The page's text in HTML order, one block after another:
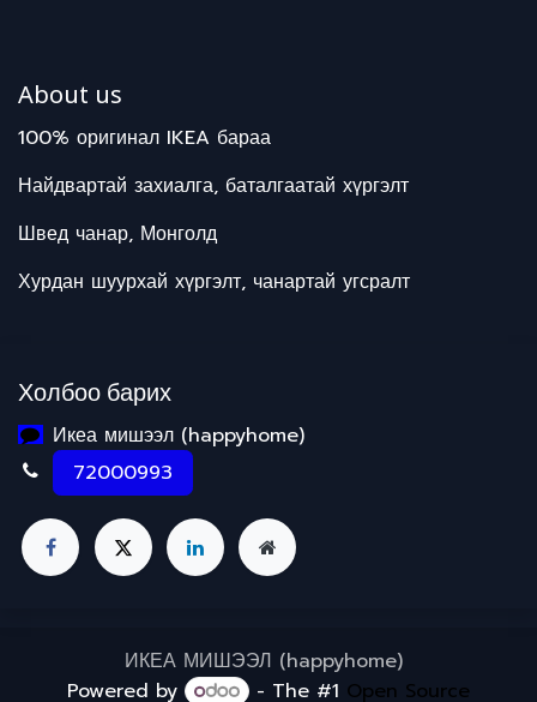
About us
100% оригинал IKEA бараа
Найдвартай захиалга, баталгаатай хүргэлт
Швед чанар, Монголд
Хурдан шуурхай хүргэлт, чанартай угсралт
Холбоо барих
Икеа мишээл (happyhome)
72000993
ИКЕА МИШЭЭЛ (happyhome)
Powered by
- The #1 Open Source